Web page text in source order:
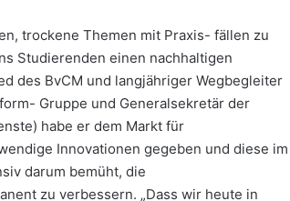
trockene Themen mit Praxis- fällen zu
Studierenden einen nachhaltigen
des BvCM und langjähriger Wegbegleiter
Gruppe und Generalsekretär der
habe er dem Markt für
Innovationen gegeben und diese im
darum bemüht, die
zu verbessern. „Dass wir heute in